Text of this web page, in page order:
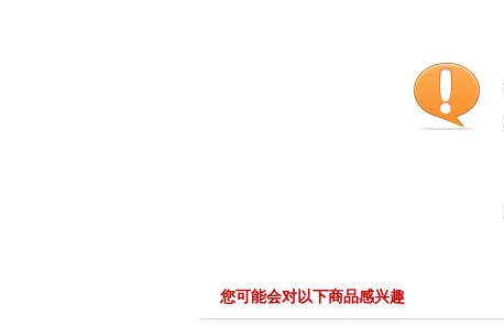
您可能会对以下商品感兴趣